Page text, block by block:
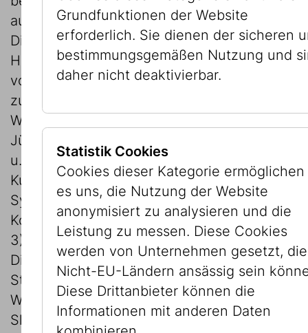
aus der sogenannten „Masse Adria“ trugen.
Die „Masse Adria“ ist ein Bestand vom
Hafen Triest, der sich aus dem Eigentum
von vertriebenen bzw. deportierten Juden
zusammensetzte (siehe Aufsatz dazu von
Wiebke Krohn, Reste der Masse Adria im
Jüdischen Museum Wien, in: Eva Blimlinger
u. Monika Mayer (Hg.), Kunst sammeln,
Kunst handeln. Beiträge des Internationalen
Symposiums in Wien (= Schriftenreihe der
Kommission für Provenienzforschung, Bd.
3), Wien – Köln – Weimar 2012, p. 289-301).
Die Ergebnisse wurden der IKG und der
Stadt Wien Ende März 2011 übergeben.
Während unter den vierzehn Bildern der
Slg. IKG sich bei vier Bildern eine
Grundfunktionen der Website
erforderlich. Sie dienen der sicheren
bestimmungsgemäßen Nutzung und
daher nicht deaktivierbar.
Statistik Cookies
Cookies dieser Kategorie ermöglichen
es uns, die Nutzung der Website
anonymisiert zu analysieren und die
Leistung zu messen. Diese Cookies
werden von Unternehmen gesetzt,
Nicht-EU-Ländern ansässig sein
Diese Drittanbieter können die
Informationen mit anderen Daten